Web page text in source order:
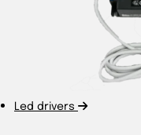
Led drivers